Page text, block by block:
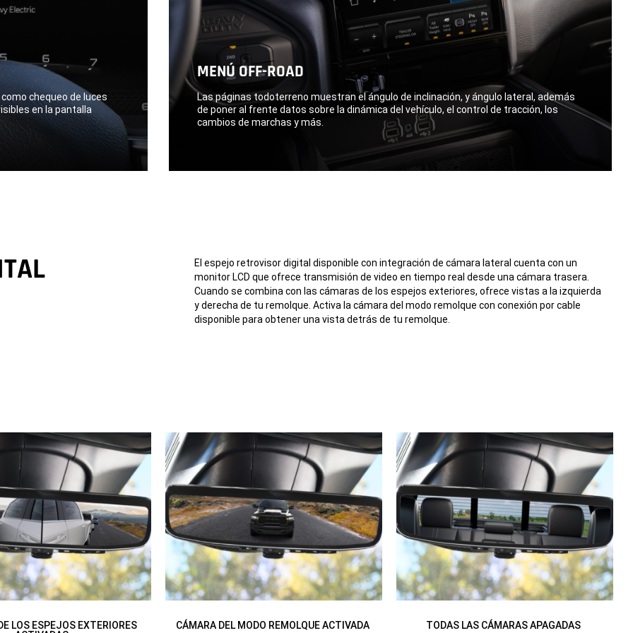
chequeo de luces
en la pantalla
MENÚ OFF-ROAD
Las páginas todoterreno muestran el ángulo de inclinación, y ángulo lateral, además
de poner al frente datos sobre la dinámica del vehículo, el control de tracción, los
cambios de marchas y más.
El espejo retrovisor digital disponible con integración de cámara lateral cuenta con un
monitor LCD que ofrece transmisión de video en tiempo real desde una cámara trasera.
Cuando se combina con las cámaras de los espejos exteriores, ofrece vistas a la izquierda
y derecha de tu remolque. Activa la cámara del modo remolque con conexión por cable
disponible para obtener una vista detrás de tu remolque.
LOS ESPEJOS EXTERIORES
CÁMARA DEL MODO REMOLQUE ACTIVADA TODAS LAS CÁMARAS APAGADAS